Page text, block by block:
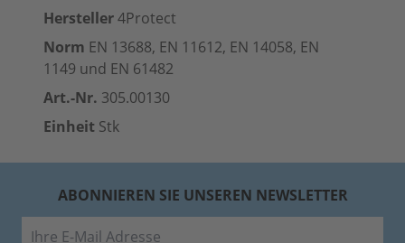
Hersteller4Protect
Norm EN 13688, EN 11612, EN 14058, EN
1149 und EN 61482
Art.-Nr. 305.00130
Einheit Stk
ABONNIEREN SIE UNSEREN NEWSLETTER